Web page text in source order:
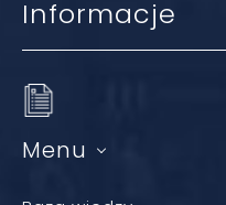
Informacje
Menu